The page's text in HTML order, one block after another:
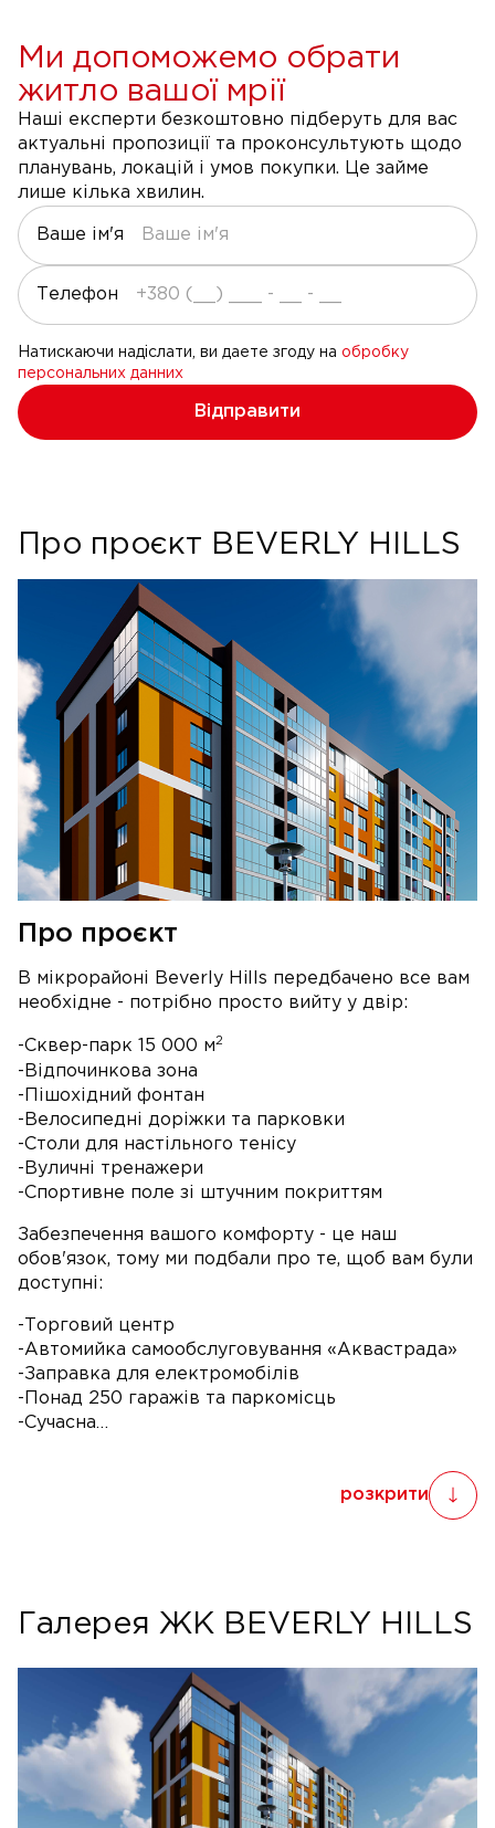
Ми допоможемо обрати
житло вашої мрії
Наші експерти безкоштовно підберуть для вас
актуальні пропозиції та проконсультують щодо
планувань, локацій і умов покупки. Це займе
лише кілька хвилин.
Ваше ім'я
Телефон
Натискаючи надіслати, ви даете згоду на обробку
персональних данних
Відправити
Про проєкт BEVERLY HILLS
Про проєкт
В мікрорайоні Beverly Hills передбачено все вам
необхідне - потрібно просто вийту у двір:
-Сквер-парк 15 000 м2
-Відпочинкова зона
-Пішохідний фонтан
-Велосипедні доріжки та парковки
-Столи для настільного тенісу
-Вуличні тренажери
-Спортивне поле зі штучним покриттям
Забезпечення вашого комфорту - це наш
обов'язок, тому ми подбали про те, щоб вам були
доступні:
-Торговий центр
-Автомийка самообслуговування «Аквастрада»
-Заправка для електромобілів
-Понад 250 гаражів та паркомісць
-Сучасна…
розкрити
Галерея ЖК BEVERLY HILLS